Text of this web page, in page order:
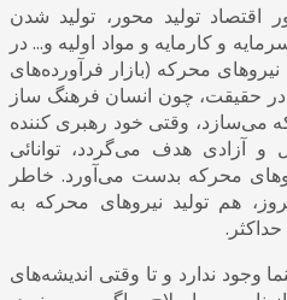
اقتصاد تولید محور، تولید شدن
و کارمایه و مواد اولیه و... در
محرکه (بازار فرآورده‌های
حقیقت، چون انسان فرهنگ ساز
وقتی خود رهبری کننده
آزادی هدف می‌گردد، توانائی
محرکه بدست می‌آورد. خاطر
هم تولید نیروهای محرکه به
وجود ندارد و تا وقتی اندیشه‌های